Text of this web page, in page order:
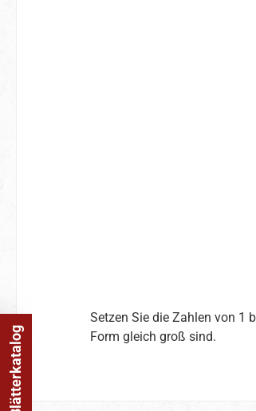
Setzen Sie die Zahlen von 1
Form gleich groß sind.